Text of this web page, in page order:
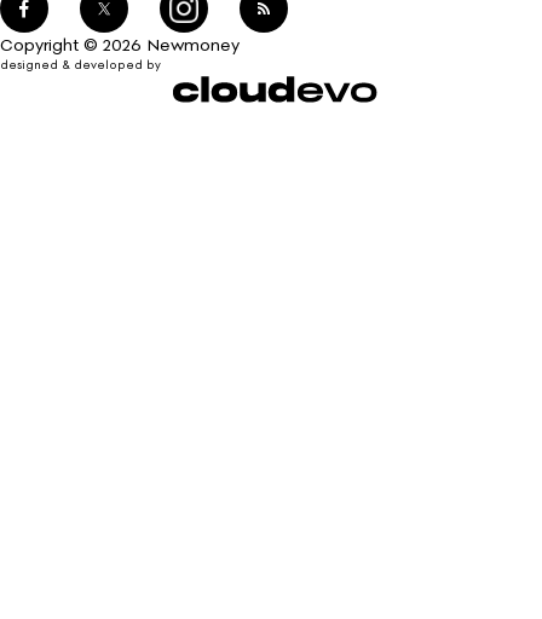
Copyright © 2026 Newmoney
designed & developed by